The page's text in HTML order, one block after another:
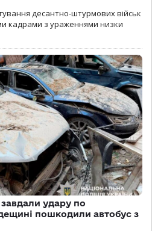
десантно-штурмових військ
кадрами з ураженнями низки
удару по
пошкодили автобус з